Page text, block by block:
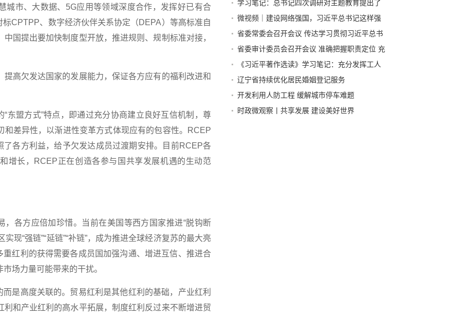
城市、大数据、5G应用等领域深度合作，发挥好已有合
CPTPP、数字经济伙伴关系协定（DEPA）等高标准自
国提出要加快制度型开放，推进规则、规制标准对接，
高欠发达国家的发展能力，保证各方应有的福利改进和
盟方式”特点，即通过充分协商建立良好互信机制，尊
和差异性，以渐进性变革方式体现应有的包容性。RCEP
各方利益，给予欠发达成员过渡期安排。目前RCEP各
增长，RCEP正在创造各参与国共享发展机遇的生动范
各方应倍加珍惜。当前在美国等西方国家推进“脱钩断
现“强链”“延链”“补链”，成为推进全球经济复苏的最大亮
红利的获得需要各成员国加强沟通、增进互信、推进合
场力量可能带来的干扰。
高度关联的。贸易红利是其他红利的基础，产业红利
和产业红利的高水平拓展，制度红利反过来不断增进贸
学习笔记：总书记四次调研对主题教育提出了
这些要求
微视频｜建设网络强国，习近平总书记这样强
省委常委会召开会议 传达学习贯彻习近平总书
记在中共中央政治局第六次集体学习时重要讲话
郝鹏主持会议
省委审计委员会召开会议 ​准确把握职责定位 充
分发挥职能作用 以有力有效审计监督服务保障振
兴发展大局 郝鹏主持 李乐成出席
《习近平著作选读》学习笔记：充分发挥工人
阶级的重要作用
辽宁省持续优化居民婚姻登记服务
开发利用人防工程 缓解城市停车难题
时政微观察丨共享发展 建设美好世界